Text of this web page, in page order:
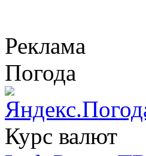
Реклама
Погода
Курс валют